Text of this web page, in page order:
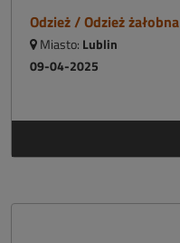
Odzież / Odzież żałobna
Miasto: Lublin
09-04-2025